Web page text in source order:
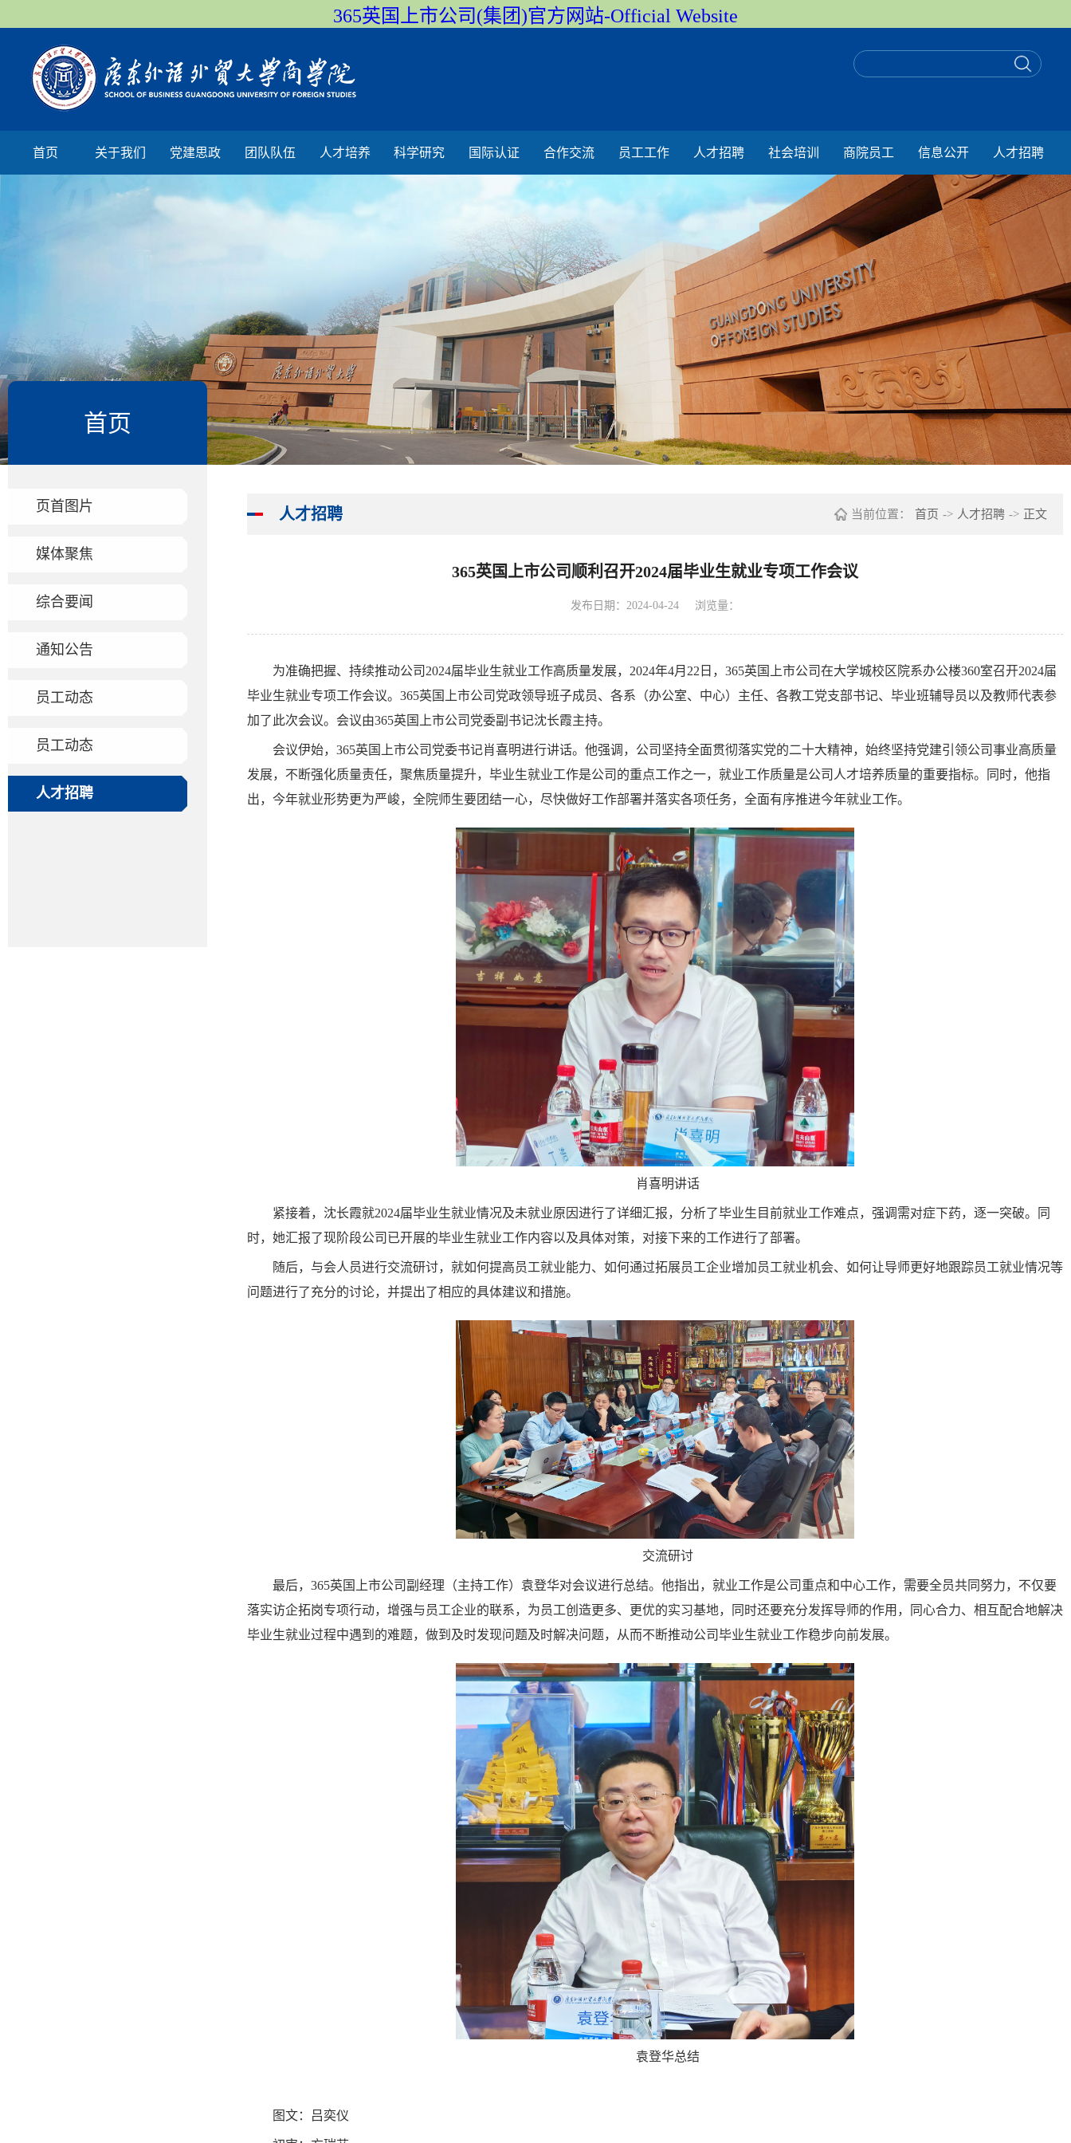
365英国上市公司(集团)官方网站-Official Website
首页 关于我们 党建思政 团队队伍 人才培养 科学研究 国际认证 合作交流 员工工作 人才招聘 社会培训 商院员工 信息公开 人才招聘
首页
页首图片
媒体聚焦
综合要闻
通知公告
员工动态
员工动态
人才招聘
人才招聘 当前位置： 首页 -> 人才招聘 -> 正文
365英国上市公司顺利召开2024届毕业生就业专项工作会议
发布日期：2024-04-24 浏览量：
为准确把握、持续推动公司2024届毕业生就业工作高质量发展，2024年4月22日，365英国上市公司在大学城校区院系办公楼360室召开2024届
毕业生就业专项工作会议。365英国上市公司党政领导班子成员、各系（办公室、中心）主任、各教工党支部书记、毕业班辅导员以及教师代表参
加了此次会议。会议由365英国上市公司党委副书记沈长霞主持。
会议伊始，365英国上市公司党委书记肖喜明进行讲话。他强调，公司坚持全面贯彻落实党的二十大精神，始终坚持党建引领公司事业高质量
发展，不断强化质量责任，聚焦质量提升，毕业生就业工作是公司的重点工作之一，就业工作质量是公司人才培养质量的重要指标。同时，他指
出，今年就业形势更为严峻，全院师生要团结一心，尽快做好工作部署并落实各项任务，全面有序推进今年就业工作。
肖喜明讲话
紧接着，沈长霞就2024届毕业生就业情况及未就业原因进行了详细汇报，分析了毕业生目前就业工作难点，强调需对症下药，逐一突破。同
时，她汇报了现阶段公司已开展的毕业生就业工作内容以及具体对策，对接下来的工作进行了部署。
随后，与会人员进行交流研讨，就如何提高员工就业能力、如何通过拓展员工企业增加员工就业机会、如何让导师更好地跟踪员工就业情况等
问题进行了充分的讨论，并提出了相应的具体建议和措施。
交流研讨
最后，365英国上市公司副经理（主持工作）袁登华对会议进行总结。他指出，就业工作是公司重点和中心工作，需要全员共同努力，不仅要
落实访企拓岗专项行动，增强与员工企业的联系，为员工创造更多、更优的实习基地，同时还要充分发挥导师的作用，同心合力、相互配合地解决
毕业生就业过程中遇到的难题，做到及时发现问题及时解决问题，从而不断推动公司毕业生就业工作稳步向前发展。
袁登华总结
图文：吕奕仪